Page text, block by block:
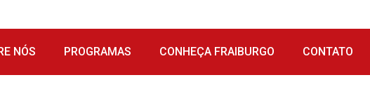
NÓS PROGRAMAS CONHEÇA FRAIBURGO CONTATO